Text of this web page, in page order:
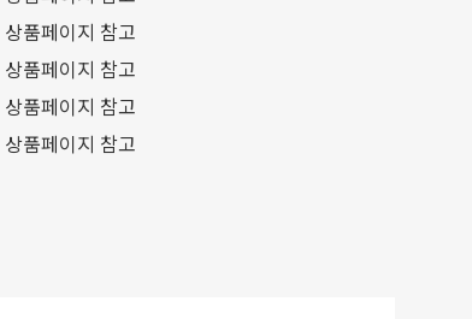
상품페이지 참고
상품페이지 참고
상품페이지 참고
상품페이지 참고